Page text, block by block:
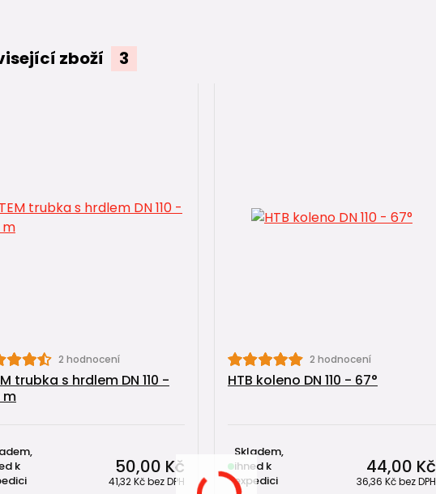
zboží 3
2 hodnocení
trubka s hrdlem DN 110 -
m
50,00 Kč
41,32 Kčbez DPH
k
2 hodnocení
HTB koleno DN 110 - 67°
44,00 Kč
36,36 Kčbez DPH
Skladem,
ihned k
expedici